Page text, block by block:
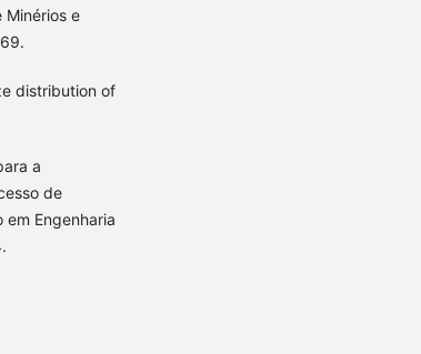
Minérios e
distribution of
a
de
Engenharia